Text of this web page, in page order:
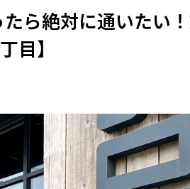
ら絶対に通いたい
目】